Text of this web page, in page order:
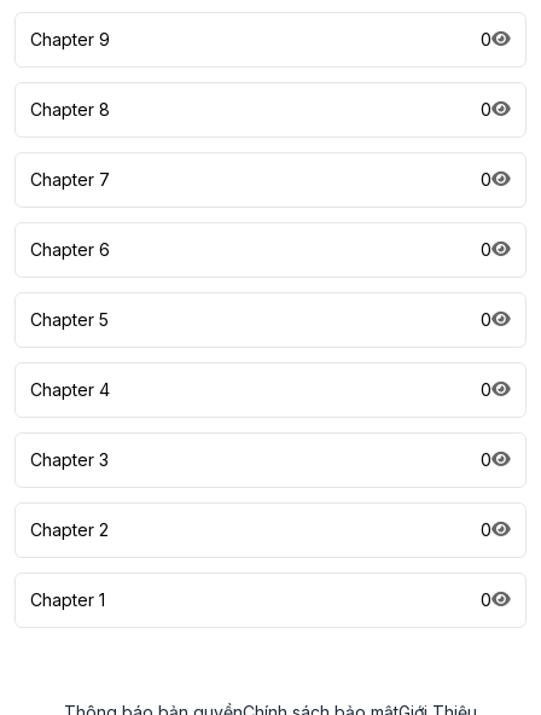
Chapter 9 0
Chapter 8 0
Chapter 7 0
Chapter 6 0
Chapter 5 0
Chapter 4 0
Chapter 3 0
Chapter 2 0
Chapter 1 0